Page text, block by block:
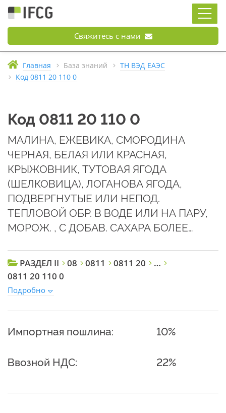
Свяжитесь с нами
Главная База знаний
ТН ВЭД ЕАЭС
Код 0811 20 110 0
Код 0811 20 110 0
МАЛИНА, ЕЖЕВИКА, СМОРОДИНА
ЧЕРНАЯ, БЕЛАЯ ИЛИ КРАСНАЯ,
КРЫЖОВНИК, ТУТОВАЯ ЯГОДА
(ШЕЛКОВИЦА), ЛОГАНОВА ЯГОДА,
ПОДВЕРГНУТЫЕ ИЛИ НЕПОД.
ТЕПЛОВОЙ ОБР. В ВОДЕ ИЛИ НА ПАРУ,
МОРОЖ. , С ДОБАВ. САХАРА БОЛЕЕ…
РАЗДЕЛ II 08 0811 0811 20
…
0811 20 110 0
Подробно
Импортная пошлина: 10%
Ввозной НДС: 22%